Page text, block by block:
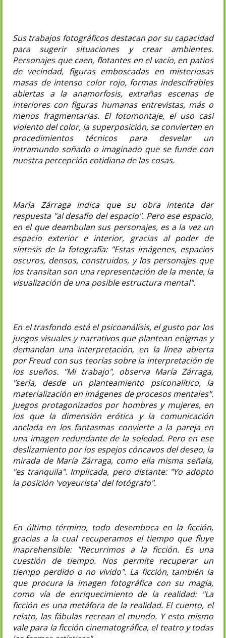
Sus trabajos fotográficos destacan por su capacidad
para sugerir situaciones y crear ambientes.
Personajes que caen, flotantes en el vacío, en patios
de vecindad, figuras emboscadas en misteriosas
masas de intenso color rojo, formas indescifrables
abiertas a la anamorfosis, extrañas escenas de
interiores con figuras humanas entrevistas, más o
menos fragmentarias. El fotomontaje, el uso casi
violento del color, la superposición, se convierten en
procedimientos técnicos para desvelar un
intramundo soñado o imaginado que se funde con
nuestra percepción cotidiana de las cosas.
María Zárraga indica que su obra intenta dar
respuesta "al desafío del espacio". Pero ese espacio,
en el que deambulan sus personajes, es a la vez un
espacio exterior e interior, gracias al poder de
síntesis de la fotografía: "Estas imágenes, espacios
oscuros, densos, construidos, y los personajes que
los transitan son una representación de la mente, la
visualización de una posible estructura mental".
En el trasfondo está el psicoanálisis, el gusto por los
juegos visuales y narrativos que plantean enigmas y
demandan una interpretación, en la línea abierta
por Freud con sus teorías sobre la interpretación de
los sueños. "Mi trabajo", observa María Zárraga,
"sería, desde un planteamiento psiconalítico, la
materialización en imágenes de procesos mentales".
Juegos protagonizados por hombres y mujeres, en
los que la dimensión erótica y la comunicación
anclada en los fantasmas convierte a la pareja en
una imagen redundante de la soledad. Pero en ese
deslizamiento por los espejos cóncavos del deseo, la
mirada de María Zárraga, como ella misma señala,
"es tranquila". Implicada, pero distante: "Yo adopto
la posición 'voyeurista' del fotógrafo".
En último término, todo desemboca en la ficción,
gracias a la cual recuperamos el tiempo que fluye
inaprehensible: "Recurrimos a la ficción. Es una
cuestión de tiempo. Nos permite recuperar un
tiempo perdido o no vivido". La ficción, también la
que procura la imagen fotográfica con su magia,
como vía de enriquecimiento de la realidad: "La
ficción es una metáfora de la realidad. El cuento, el
relato, las fábulas recrean el mundo. Y esto mismo
vale para la ficción cinematográfica, el teatro y todas